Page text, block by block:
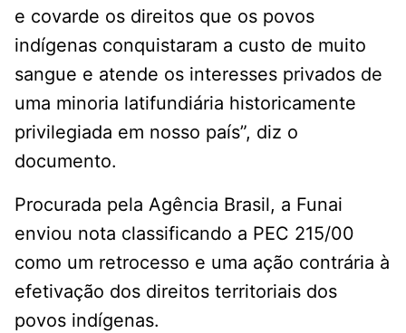
e covarde os direitos que os povos
indígenas conquistaram a custo de muito
sangue e atende os interesses privados de
uma minoria latifundiária historicamente
privilegiada em nosso país”, diz o
documento.
Procurada pela Agência Brasil, a Funai
enviou nota classificando a PEC 215/00
como um retrocesso e uma ação contrária à
efetivação dos direitos territoriais dos
povos indígenas.